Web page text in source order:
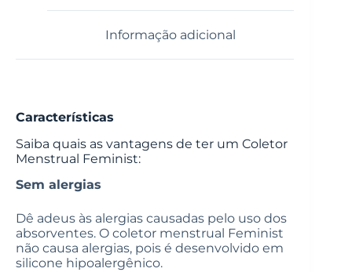
Informação adicional
Características
Saiba quais as vantagens de ter um Coletor
Menstrual Feminist:
Sem alergias
Dê adeus às alergias causadas pelo uso dos
absorventes. O coletor menstrual Feminist
não causa alergias, pois é desenvolvido em
silicone hipoalergênico.